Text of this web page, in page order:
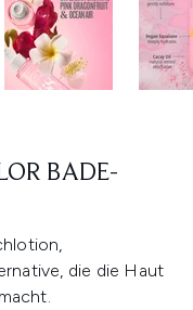
BADE-
die die Haut